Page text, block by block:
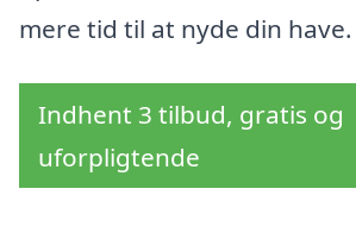
mere tid til at nyde din have.
Indhent 3 tilbud, gratis og
uforpligtende